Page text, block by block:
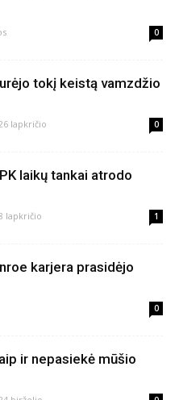
0
tokį keistą vamzdžio
lapkričio 0
laikų tankai atrodo
lapkričio 1
karjera prasidėjo
0
ir nepasiekė mūšio